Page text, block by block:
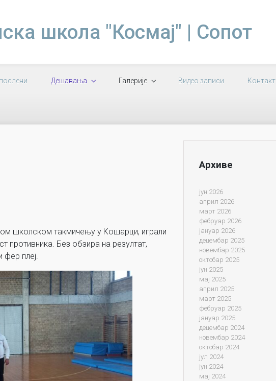
школа "Космај" | Сопот
Дешавања Галерије Видео записи Контакт
школском такмичењу у Кошарци, играли
противника. Без обзира на резултат,
фер плеј.
Архиве
јун 2026
април 2026
март 2026
фебруар 2026
јануар 2026
децембар 2025
новембар 2025
октобар 2025
јун 2025
мај 2025
април 2025
март 2025
фебруар 2025
јануар 2025
децембар 2024
новембар 2024
октобар 2024
јул 2024
јун 2024
мај 2024